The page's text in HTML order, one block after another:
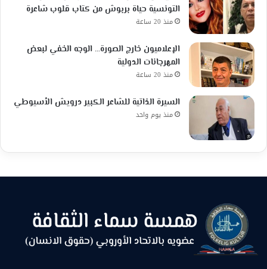
التونسية حياة بربوش من كتاب قلوب شاعرة
منذ 20 ساعة
الإعلاميون خارج الصورة… الوجه الخفي لبعض
المهرجانات الدولية
منذ 20 ساعة
السيرة الذاتية للشاعر الكبير درويش الأسيوطي
منذ يوم واحد